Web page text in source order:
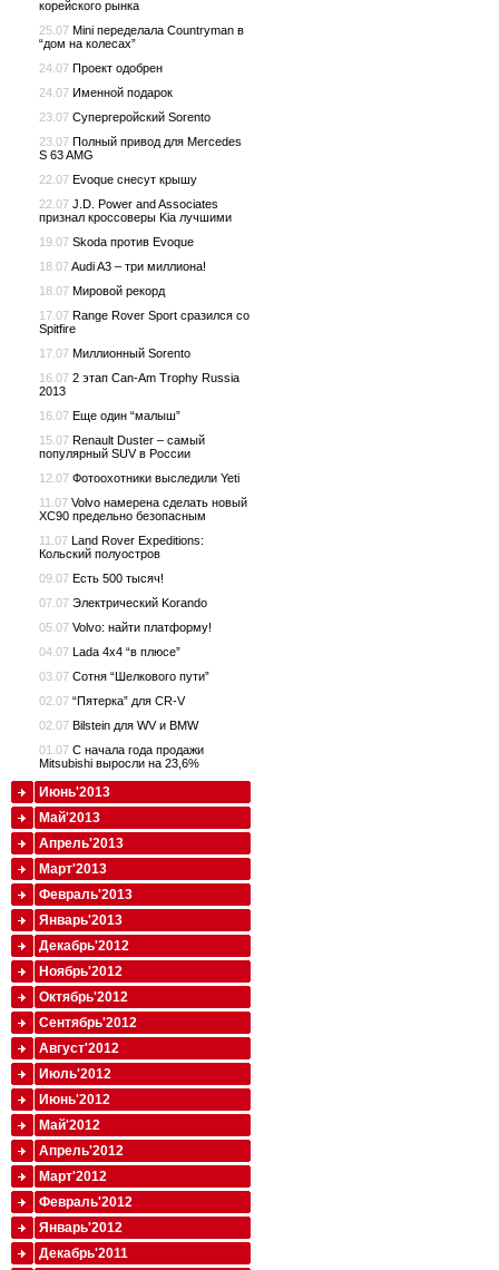
корейского рынка
25.07 Mini переделала Countryman в
“дом на колесах”
24.07 Проект одобрен
24.07 Именной подарок
23.07 Супергеройский Sorento
23.07 Полный привод для Mercedes
S 63 AMG
22.07 Evoque снесут крышу
22.07 J.D. Power and Associates
признал кроссоверы Kia лучшими
19.07 Skoda против Evoque
18.07Audi A3 – три миллиона!
18.07 Мировой рекорд
17.07 Range Rover Sport сразился со
Spitfire
17.07 Миллионный Sorento
16.07 2 этап Can-Am Trophy Russia
2013
16.07 Еще один “малыш”
15.07 Renault Duster – самый
популярный SUV в России
12.07 Фотоохотники выследили Yeti
11.07 Volvo намерена сделать новый
XC90 предельно безопасным
11.07 Land Rover Expeditions:
Кольский полуостров
09.07 Есть 500 тысяч!
07.07 Электрический Korando
05.07 Volvo: найти платформу!
04.07 Lada 4x4 “в плюсе”
03.07 Сотня “Шелкового пути”
02.07 “Пятерка” для CR-V
02.07 Bilstein для WV и BMW
01.07 С начала года продажи
Mitsubishi выросли на 23,6%
Июнь'2013
Май'2013
Апрель'2013
Март'2013
Февраль'2013
Январь'2013
Декабрь'2012
Ноябрь'2012
Октябрь'2012
Сентябрь'2012
Август'2012
Июль'2012
Июнь'2012
Май'2012
Апрель'2012
Март'2012
Февраль'2012
Январь'2012
Декабрь'2011